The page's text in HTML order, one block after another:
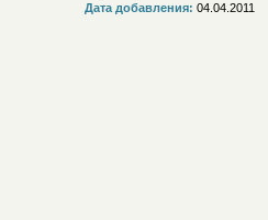
Дата добавления: 04.04.2011